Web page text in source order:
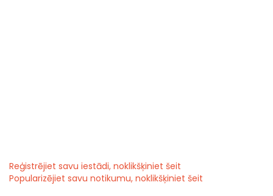
Reģistrējiet savu iestādi, noklikšķiniet šeit
Popularizējiet savu notikumu, noklikšķiniet šeit